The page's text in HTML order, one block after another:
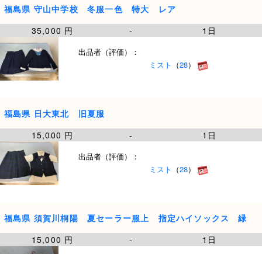
福島県 守山中学校 冬服一色 特大 レア
35,000 円
- 1日
出品者（評価）：
ミスト （28）
福島県 日大東北 旧夏服
15,000 円
- 1日
出品者（評価）：
ミスト （28）
福島県 須賀川桐陽 夏セーラー服上 指定ハイソックス 緑
15,000 円
- 1日